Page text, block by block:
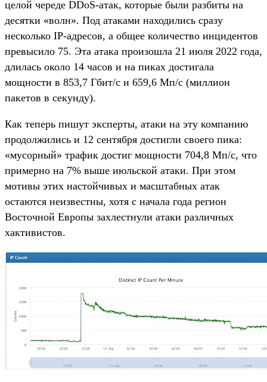
целой череде DDoS-атак, которые были разбиты на
десятки «волн». Под атаками находились сразу
несколько IP-адресов, а общее количество инцидентов
превысило 75. Эта атака произошла 21 июля 2022 года,
длилась около 14 часов и на пиках достигала
мощности в 853,7 Гбит/с и 659,6 Мп/с (миллион
пакетов в секунду).
Как теперь пишут эксперты, атаки на эту компанию
продолжились и 12 сентября достигли своего пика:
«мусорный» трафик достиг мощности 704,8 Мп/с, что
примерно на 7% выше июльской атаки. При этом
мотивы этих настойчивых и масштабных атак
остаются неизвестны, хотя с начала года регион
Восточной Европы захлестнули атаки различных
хактивистов.